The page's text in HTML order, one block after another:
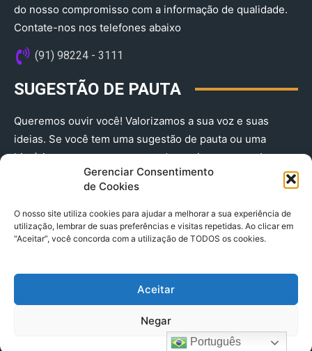
Gerenciar Consentimento
de Cookies
O nosso site utiliza cookies para ajudar a melhorar a sua experiência de
utilização, lembrar de suas preferências e visitas repetidas. Ao clicar em
“Aceitar”, você concorda com a utilização de TODOS os cookies.
Aceitar
Negar
do nosso compromisso com a informação de qualidade.
Contate-nos nos telefones abaixo
(91) 98224 - 3111
SUGESTÃO DE PAUTA
Queremos ouvir você! Valorizamos a sua voz e suas
ideias. Se você tem uma sugestão de pauta ou uma
história que merece ser contada, envie-nos agora!
(91) 98224 - 3111
© 2025 A Província do Pará CNPJ: 04.901.141/0001-36 End .
Trav. Quintino Bocaiuva 2301, Ed. Rogério Fernandez – Sala
2701- Cremação – CEP 66045.315
Português